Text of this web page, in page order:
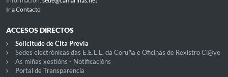
Ir a Contacto
ACCESOS DIRECTOS
Solicitude de Cita Previa
Sedes electrónicas das E.E.L.L. da Coruña e Oficinas de Rexistro Cl@ve
As miñas xestións - Notificacións
Portal de Transparencia